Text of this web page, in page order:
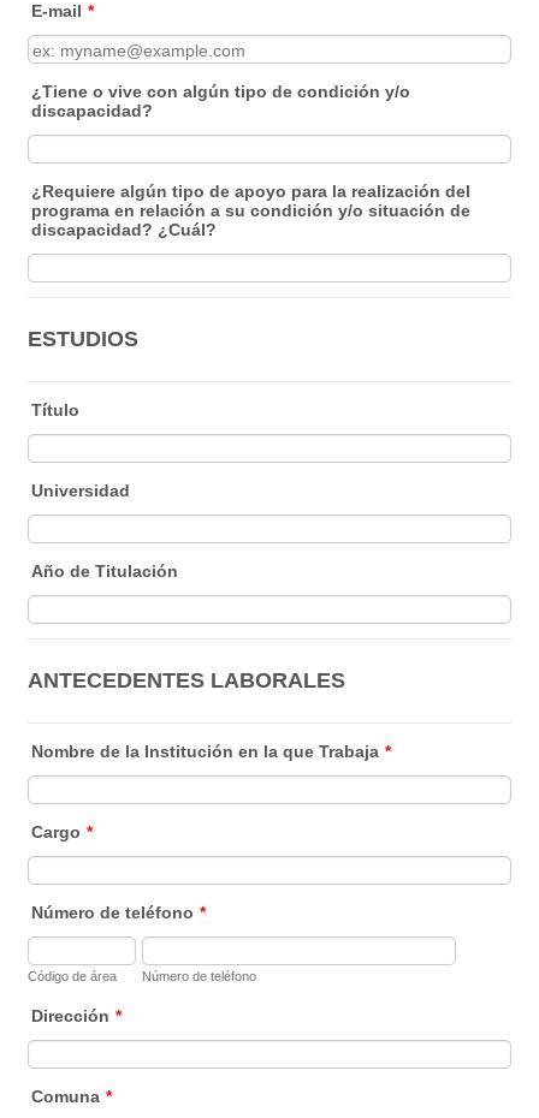
E-mail *
¿Tiene o vive con algún tipo de condición y/o
discapacidad?
¿Requiere algún tipo de apoyo para la realización del
programa en relación a su condición y/o situación de
discapacidad? ¿Cuál?
ESTUDIOS
Título
Universidad
Año de Titulación
ANTECEDENTES LABORALES
Nombre de la Institución en la que Trabaja *
Cargo *
Número de teléfono *
Código de área Número de teléfono
Dirección *
Comuna *